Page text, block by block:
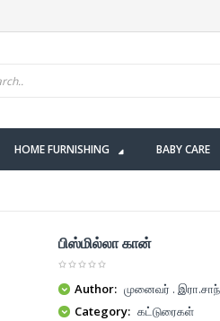
HOME FURNISHING BABY CARE
பிஸ்மில்லா கான்
Author: முனைவர் .
Category: கட்டுரைகள்